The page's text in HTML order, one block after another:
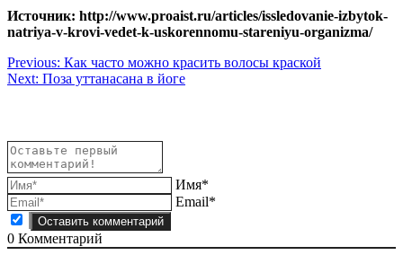
Источник: http://www.proaist.ru/articles/issledovanie-izbytok-
natriya-v-krovi-vedet-k-uskorennomu-stareniyu-organizma/
Навигация
по
Previous: Как часто можно красить волосы краской
Next: Поза уттанасана в йоге
Имя*
Email*
0 Комментарий